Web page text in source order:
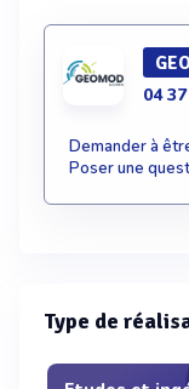
04
Demander à
Poser une
Type de